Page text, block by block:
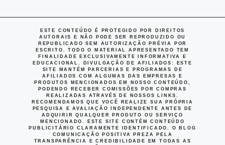
ESTE CONTEÚDO É PROTEGIDO POR DIREITOS
AUTORAIS E NÃO PODE SER REPRODUZIDO OU
REPUBLICADO SEM AUTORIZAÇÃO PRÉVIA POR
ESCRITO. TODO O MATERIAL APRESENTADO TEM
FINALIDADE EXCLUSIVAMENTE INFORMATIVA E
EDUCACIONAL.
DIVULGAÇÃO DE AFILIADOS : ESTE
SITE MANTÉM PARCERIAS E PROGRAMAS DE
AFILIADOS COM ALGUMAS DAS EMPRESAS E
PRODUTOS MENCIONADOS EM NOSSO CONTEÚDO,
PODENDO RECEBER COMISSÕES POR COMPRAS
REALIZADAS ATRAVÉS DE NOSSOS LINKS.
RECOMENDAMOS QUE VOCÊ REALIZE SUA PRÓPRIA
PESQUISA E AVALIAÇÃO INDEPENDENTE ANTES DE
ADQUIRIR QUALQUER PRODUTO OU SERVIÇO
MENCIONADO. ESTE SITE CONTÉM CONTEÚDO
PUBLICITÁRIO CLARAMENTE IDENTIFICADO. O BLOG
COMUNICAÇÃO POSITIVA PREZA PELA
TRANSPARÊNCIA E CREDIBILIDADE EM TODAS AS